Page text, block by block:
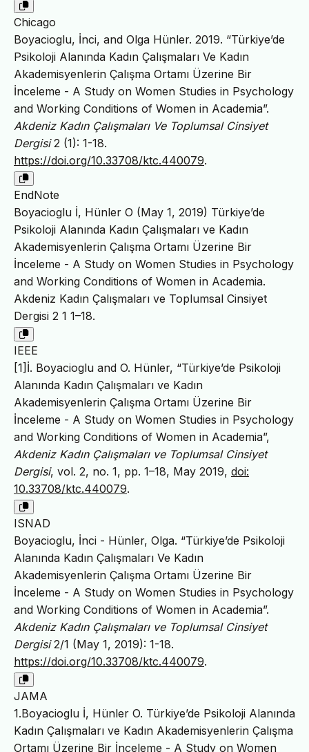
Chicago
Boyacioglu, İnci, and Olga Hünler. 2019. “Türkiye’de
Psikoloji Alanında Kadın Çalışmaları Ve Kadın
Akademisyenlerin Çalışma Ortamı Üzerine Bir
İnceleme - A Study on Women Studies in Psychology
and Working Conditions of Women in Academia”.
Akdeniz Kadın Çalışmaları Ve Toplumsal Cinsiyet
Dergisi2 (1): 1-18.
https://doi.org/10.33708/ktc.440079.
EndNote
Boyacioglu İ, Hünler O (May 1, 2019) Türkiye’de
Psikoloji Alanında Kadın Çalışmaları ve Kadın
Akademisyenlerin Çalışma Ortamı Üzerine Bir
İnceleme - A Study on Women Studies in Psychology
and Working Conditions of Women in Academia.
Akdeniz Kadın Çalışmaları ve Toplumsal Cinsiyet
Dergisi 2 1 1–18.
IEEE
[1]İ. Boyacioglu and O. Hünler, “Türkiye’de Psikoloji
Alanında Kadın Çalışmaları ve Kadın
Akademisyenlerin Çalışma Ortamı Üzerine Bir
İnceleme - A Study on Women Studies in Psychology
and Working Conditions of Women in Academia”,
Akdeniz Kadın Çalışmaları ve Toplumsal Cinsiyet
Dergisi, vol. 2, no. 1, pp. 1–18, May 2019, doi:
10.33708/ktc.440079.
ISNAD
Boyacioglu, İnci - Hünler, Olga. “Türkiye’de Psikoloji
Alanında Kadın Çalışmaları Ve Kadın
Akademisyenlerin Çalışma Ortamı Üzerine Bir
İnceleme - A Study on Women Studies in Psychology
and Working Conditions of Women in Academia”.
Akdeniz Kadın Çalışmaları ve Toplumsal Cinsiyet
Dergisi2/1 (May 1, 2019): 1-18.
https://doi.org/10.33708/ktc.440079.
JAMA
1.Boyacioglu İ, Hünler O. Türkiye’de Psikoloji Alanında
Kadın Çalışmaları ve Kadın Akademisyenlerin Çalışma
Ortamı Üzerine Bir İnceleme - A Study on Women